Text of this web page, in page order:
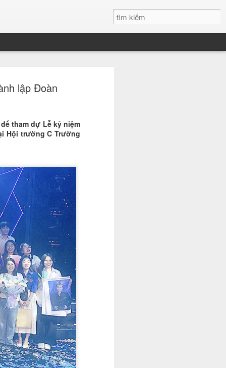
lập Đoàn
tham dự Lễ kỷ niệm
Hội trường C Trường
Xuân đăng quang
Sinh viên Việt
Nguyễn Thanh Xuân du học
ái mà còn ở bản lĩnh và tư duy sắc
tại đêm Gala chung kết
ngoạn mục chính là bản lĩnh
thái tự tin và khả năng ngoại ngữ
thuyết trình song ngữ đầy
phòng, chống tác hại của thuốc